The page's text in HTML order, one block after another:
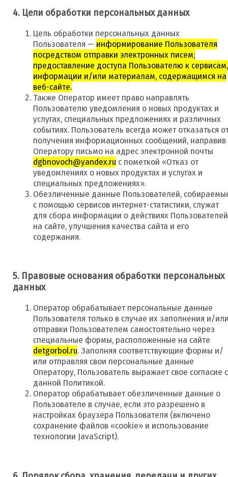
4. Цели обработки персональных данных
Цель обработки персональных данных
Пользователя — информирование Пользователя
посредством отправки электронных писем;
предоставление доступа Пользователю к сервисам,
информации и/или материалам, содержащимся на
веб-сайте.
Также Оператор имеет право направлять
Пользователю уведомления о новых продуктах и
услугах, специальных предложениях и различных
событиях. Пользователь всегда может отказаться
получения информационных сообщений, направив
Оператору письмо на адрес электронной почты
dgbnovoch@yandex.ru с пометкой «Отказ от
уведомлениях о новых продуктах и услугах и
специальных предложениях».
Обезличенные данные Пользователей,
с помощью сервисов интернет-статистики, служат
для сбора информации о действиях Пользователей
на сайте, улучшения качества сайта и его
содержания.
5. Правовые основания обработки персональных
данных
Оператор обрабатывает персональные данные
Пользователя только в случае их заполнения и/
отправки Пользователем самостоятельно через
специальные формы, расположенные на сайте
detgorbol.ru. Заполняя соответствующие формы и/
или отправляя свои персональные данные
Оператору, Пользователь выражает свое согласие с
данной Политикой.
Оператор обрабатывает обезличенные данные о
Пользователе в случае, если это разрешено в
настройках браузера Пользователя (включено
сохранение файлов «cookie» и использование
технологии JavaScript).